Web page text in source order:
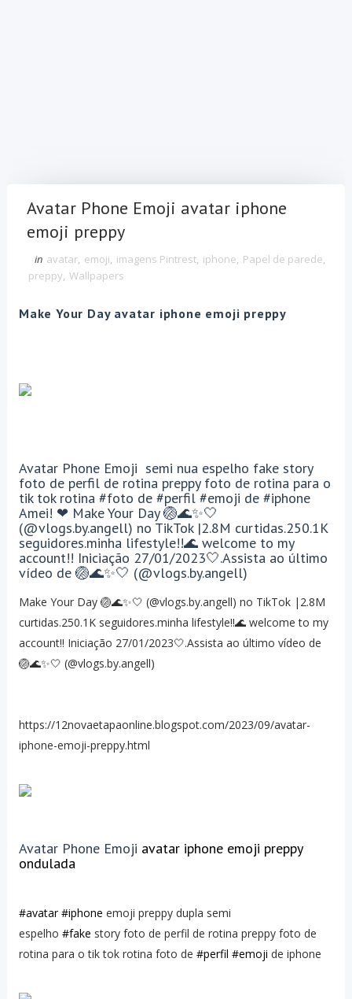
Avatar Phone Emoji avatar iphone
emoji preppy
in avatar, emoji, imagens Pintrest, iphone, Papel de parede,
preppy, Wallpapers
Make Your Day avatar iphone emoji preppy
Avatar Phone Emoji semi nua espelho fake story
foto de perfil de rotina preppy foto de rotina para o
tik tok rotina #foto de #perfil #emoji de #iphone
Amei! ❤ Make Your Day 🏐🌊✨🤍
(@vlogs.by.angell) no TikTok |2.8M curtidas.250.1K
seguidores.minha lifestyle!!🌊 welcome to my
account!! Iniciação 27/01/2023🤍.Assista ao último
vídeo de 🏐🌊✨🤍 (@vlogs.by.angell)
Make Your Day 🏐🌊✨🤍 (@vlogs.by.angell) no TikTok |2.8M
curtidas.250.1K seguidores.minha lifestyle!!🌊 welcome to my
account!! Iniciação 27/01/2023🤍.Assista ao último vídeo de
🏐🌊✨🤍 (@vlogs.by.angell)
https://12novaetapaonline.blogspot.com/2023/09/avatar-
iphone-emoji-preppy.html
Avatar Phone Emoji avatar iphone emoji preppy
ondulada
#avatar #iphone emoji preppy dupla semi
espelho #fake story foto de perfil de rotina preppy foto de
rotina para o tik tok rotina foto de #perfil #emoji de iphone